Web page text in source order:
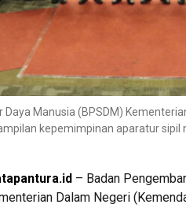
Manusia (BPSDM)
kepemimpinan aparatur sipil
– Badan
Dalam Negeri